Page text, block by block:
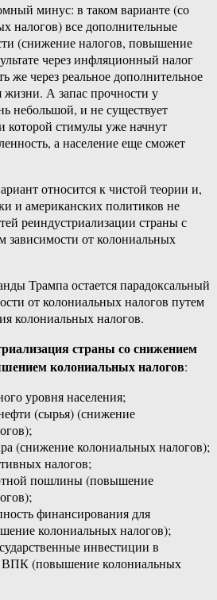
минус: в таком варианте (со
налогов) все дополнительные
(снижение налогов, повышение
через инфляционный налог
же через реальное дополнительное
жизни. А запас прочности у
небольшой, и не существует
которой стимулы уже начнут
а население еще сможет
относится к чистой теории и,
и американских политиков не
реиндустриализации страны с
от колониальных
Трампа остается парадоксальный
от колониальных налогов путем
колониальных налогов.
страны со снижением
колониальных налогов:
уровня населения;
(сырья) (снижение
(снижение колониальных налогов);
налогов;
пошлины (повышение
финансирования для
колониальных налогов);
инвестиции в
ВПК (повышение колониальных